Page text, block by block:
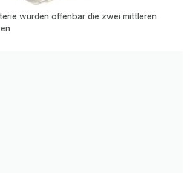
wurden offenbar die zwei mittleren